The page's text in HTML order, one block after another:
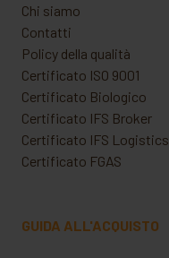
Chi siamo
Contatti
Policy della qualità
Certificato ISO 9001
Certificato Biologico
Certificato IFS Broker
Certificato IFS Logistics
Certificato FGAS
GUIDA ALL'ACQUISTO